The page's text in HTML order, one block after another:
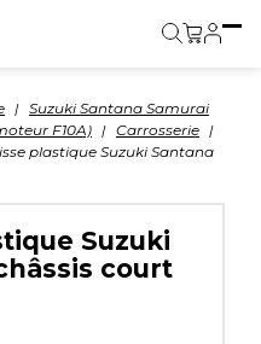
Suzuki Santana Samurai
F10A)
Carrosserie
plastique Suzuki Santana
Suzuki
court